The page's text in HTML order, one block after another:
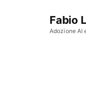
Fabio
Adozione AI